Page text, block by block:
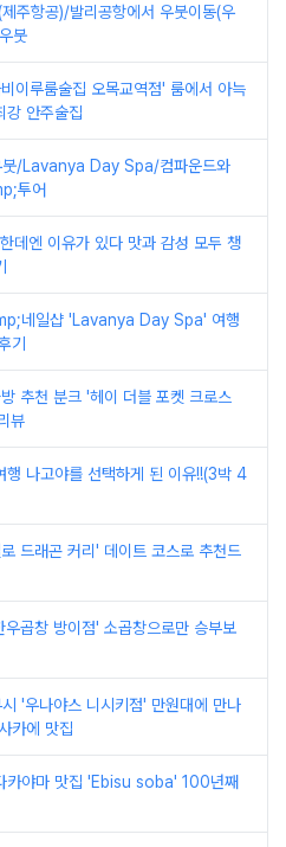
주항공)/발리공항에서 우붓이동(우
붓
이루룸술집 오목교역점' 룸에서 아늑
강 안주술집
붓/Lavanya Day Spa/컴파운드와
투어
데엔 이유가 있다 맛과 감성 모두 챙
네일샵 'Lavanya Day Spa' 여행
기
추천 분크 '헤이 더블 포켓 크로스
뷰
행 나고야를 선택하게 된 이유!!(3박 4
드래곤 커리' 데이트 코스로 추천드
곱창 방이점' 소곱창으로만 승부보
'우나야스 니시키점' 만원대에 만나
카에 맛집
카야마 맛집 'Ebisu soba' 100년째